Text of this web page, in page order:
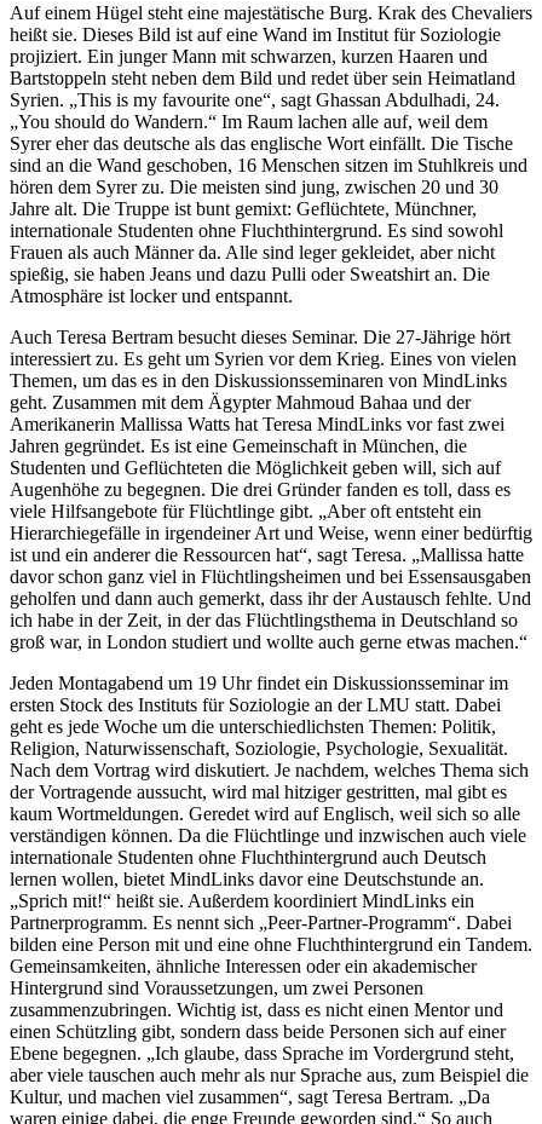
Auf einem Hügel steht eine majestätische Burg. Krak des Chevaliers
heißt sie. Dieses Bild ist auf eine Wand im Institut für Soziologie
projiziert. Ein junger Mann mit schwarzen, kurzen Haaren und
Bartstoppeln steht neben dem Bild und redet über sein Heimatland
Syrien. „This is my favourite one“, sagt Ghassan Abdulhadi, 24.
„You should do Wandern.“ Im Raum lachen alle auf, weil dem
Syrer eher das deutsche als das englische Wort einfällt. Die Tische
sind an die Wand geschoben, 16 Menschen sitzen im Stuhlkreis und
hören dem Syrer zu. Die meisten sind jung, zwischen 20 und 30
Jahre alt. Die Truppe ist bunt gemixt: Geflüchtete, Münchner,
internationale Studenten ohne Fluchthintergrund. Es sind sowohl
Frauen als auch Männer da. Alle sind leger gekleidet, aber nicht
spießig, sie haben Jeans und dazu Pulli oder Sweatshirt an. Die
Atmosphäre ist locker und entspannt.
Auch Teresa Bertram besucht dieses Seminar. Die 27-Jährige hört
interessiert zu. Es geht um Syrien vor dem Krieg. Eines von vielen
Themen, um das es in den Diskussionsseminaren von MindLinks
geht. Zusammen mit dem Ägypter Mahmoud Bahaa und der
Amerikanerin Mallissa Watts hat Teresa MindLinks vor fast zwei
Jahren gegründet. Es ist eine Gemeinschaft in München, die
Studenten und Geflüchteten die Möglichkeit geben will, sich auf
Augenhöhe zu begegnen. Die drei Gründer fanden es toll, dass es
viele Hilfsangebote für Flüchtlinge gibt. „Aber oft entsteht ein
Hierarchiegefälle in irgendeiner Art und Weise, wenn einer bedürftig
ist und ein anderer die Ressourcen hat“, sagt Teresa. „Mallissa hatte
davor schon ganz viel in Flüchtlingsheimen und bei Essensausgaben
geholfen und dann auch gemerkt, dass ihr der Austausch fehlte. Und
ich habe in der Zeit, in der das Flüchtlingsthema in Deutschland so
groß war, in London studiert und wollte auch gerne etwas machen.“
Jeden Montagabend um 19 Uhr findet ein Diskussionsseminar im
ersten Stock des Instituts für Soziologie an der LMU statt. Dabei
geht es jede Woche um die unterschiedlichsten Themen: Politik,
Religion, Naturwissenschaft, Soziologie, Psychologie, Sexualität.
Nach dem Vortrag wird diskutiert. Je nachdem, welches Thema sich
der Vortragende aussucht, wird mal hitziger gestritten, mal gibt es
kaum Wortmeldungen. Geredet wird auf Englisch, weil sich so alle
verständigen können. Da die Flüchtlinge und inzwischen auch viele
internationale Studenten ohne Fluchthintergrund auch Deutsch
lernen wollen, bietet MindLinks davor eine Deutschstunde an.
„Sprich mit!“ heißt sie. Außerdem koordiniert MindLinks ein
Partnerprogramm. Es nennt sich „Peer-Partner-Programm“. Dabei
bilden eine Person mit und eine ohne Fluchthintergrund ein Tandem.
Gemeinsamkeiten, ähnliche Interessen oder ein akademischer
Hintergrund sind Voraussetzungen, um zwei Personen
zusammenzubringen. Wichtig ist, dass es nicht einen Mentor und
einen Schützling gibt, sondern dass beide Personen sich auf einer
Ebene begegnen. „Ich glaube, dass Sprache im Vordergrund steht,
aber viele tauschen auch mehr als nur Sprache aus, zum Beispiel die
Kultur, und machen viel zusammen“, sagt Teresa Bertram. „Da
waren einige dabei, die enge Freunde geworden sind.“ So auch